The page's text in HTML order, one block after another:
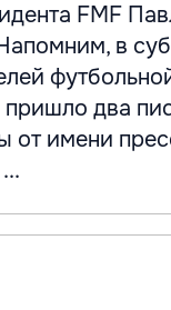
FMF
в
два
от имени